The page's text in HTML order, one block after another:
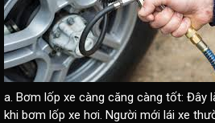
a. Bơm lốp xe càng căng càng tốt: Đây
khi bơm lốp xe hơi. Người mới lái xe